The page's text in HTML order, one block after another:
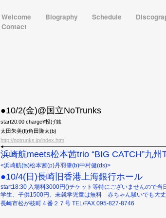
Welcome Biography Schedule
Contact
●10/2(金)@国立NoTrunks
start20:00 charge¥投げ銭
太田朱美(fl)角田隆太(b)
http://notrunks.jp/index.htm
浜崎航meets松本茜trio “BIG CATCH”九州
<浜崎航(ts)松本茜(p)丹羽肇(b)中村健(ds)>
●10/4(日)長崎旧香港上海銀行ホール
start18:30 入場料3000円()チケット等特にございませんので当
学生、子供1500円、未就学児童は無料 赤ちゃん騒いでも大丈
長崎市松が枝町４番２７号 TEL/FAX.095-827-8746